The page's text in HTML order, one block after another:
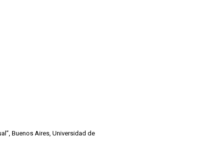
Buenos Aires, Universidad de